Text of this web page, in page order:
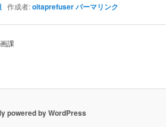
作成者:oitaprefuserパーマリンク
画課
powered by WordPress